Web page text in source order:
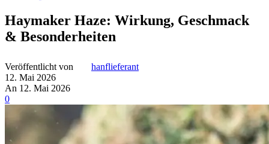
Haymaker Haze: Wirkung, Geschmack
& Besonderheiten
Veröffentlicht von
hanflieferant
12. Mai 2026
An 12. Mai 2026
0